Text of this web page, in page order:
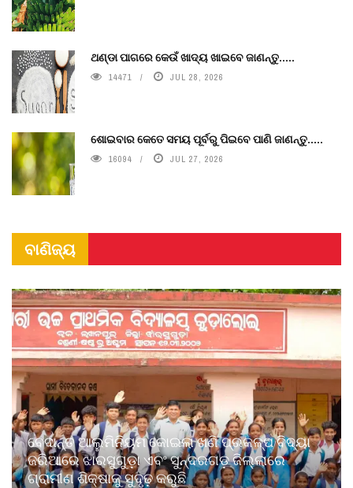
ଥଣ୍ଡା ପାଗରେ କେଉଁ ଖାଦ୍ୟ ଖାଇବେ ଜାଣନ୍ତୁ.....
14471 JUL 28, 2026
ଶୋଇବାର କେତେ ସମୟ ପୂର୍ବରୁ ପିଇବେ ପାଣି ଜାଣନ୍ତୁ.....
16094 JUL 27, 2026
ବାଣିଜ୍ୟ
ବେଦାନ୍ତ ଆଲୁମିନିୟମ କୋଇଲା ଖଣି ପ୍ରକଳ୍ପ ବିଦ୍ୟା
ଜରିଆରେ ଝାରସୁଗୁଡ଼ା ଏବଂ ସୁନ୍ଦରଗଡ଼ ଜିଲ୍ଲାରେ
ଗ୍ରାମୀଣ ଶିକ୍ଷାକୁ ସୁଦୃଢ଼ କରୁଛି